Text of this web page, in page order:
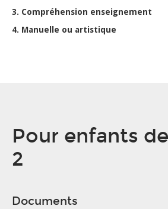
3. Compréhension enseignement
4. Manuelle ou artistique
Pour enfants
2
Documents